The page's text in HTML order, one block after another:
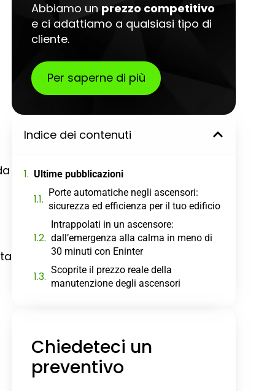
Abbiamo un prezzo competitivo
e ci adattiamo a qualsiasi tipo di
cliente.
Per saperne di più
Indice dei contenuti
Ultime pubblicazioni
Porte automatiche negli ascensori:
sicurezza ed efficienza per il tuo edificio
Intrappolati in un ascensore:
dall’emergenza alla calma in meno di
30 minuti con Eninter
Scoprite il prezzo reale della
manutenzione degli ascensori
Chiedeteci un
preventivo